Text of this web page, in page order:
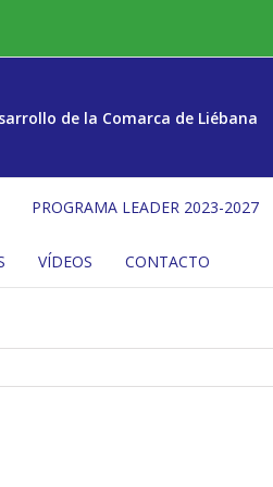
de la Comarca de Liébana
PROGRAMA LEADER 2023-2027
VÍDEOS CONTACTO